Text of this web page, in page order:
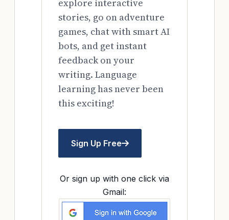
explore interactive
stories, go on adventure
games, chat with smart AI
bots, and get instant
feedback on your
writing. Language
learning has never been
this exciting!
Sign Up Free
Or sign up with one click via
Gmail: